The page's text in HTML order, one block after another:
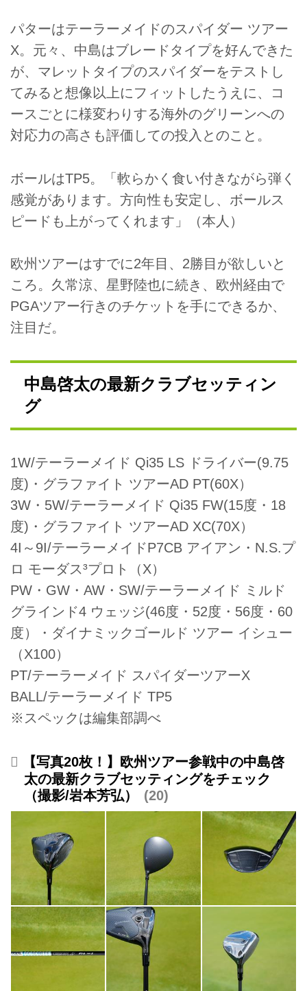
パターはテーラーメイドのスパイダー ツアー
X。元々、中島はブレードタイプを好んできた
が、マレットタイプのスパイダーをテストし
てみると想像以上にフィットしたうえに、コ
ースごとに様変わりする海外のグリーンへの
対応力の高さも評価しての投入とのこと。
ボールはTP5。「軟らかく食い付きながら弾く
感覚があります。方向性も安定し、ボールス
ピードも上がってくれます」（本人）
欧州ツアーはすでに2年目、2勝目が欲しいと
ころ。久常涼、星野陸也に続き、欧州経由で
PGAツアー行きのチケットを手にできるか、
注目だ。
中島啓太の最新クラブセッティン
グ
1W/テーラーメイド Qi35 LS ドライバー(9.75
度)・グラファイト ツアーAD PT(60X）
3W・5W/テーラーメイド Qi35 FW(15度・18
度)・グラファイト ツアーAD XC(70X）
4I～9I/テーラーメイドP7CB アイアン・N.S.プ
ロ モーダス³プロト（X）
PW・GW・AW・SW/テーラーメイド ミルド
グラインド4 ウェッジ(46度・52度・56度・60
度）・ダイナミックゴールド ツアー イシュー
（X100）
PT/テーラーメイド スパイダーツアーX
BALL/テーラーメイド TP5
※スペックは編集部調べ
【写真20枚！】欧州ツアー参戦中の中島啓
太の最新クラブセッティングをチェック
（撮影/岩本芳弘）
20